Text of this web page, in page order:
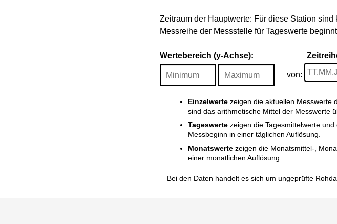
Zeitraum der Hauptwerte: Für diese Station
Messreihe der Messstelle für Tageswerte
Wertebereich (y-Achse):
von:
Einzelwertezeigen die aktuellen Messwerte
sind das arithmetische Mittel der Messwerte
Tageswertezeigen die Tagesmittelwerte und
Messbeginn in einer täglichen Auflösung.
Monatswertezeigen die Monatsmittel-,
einer monatlichen Auflösung.
Bei den Daten handelt es sich um ungeprüfte